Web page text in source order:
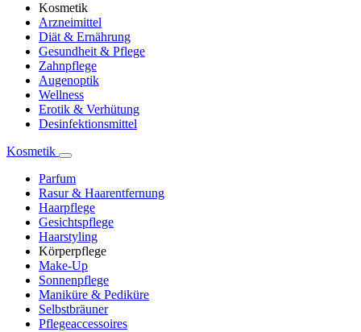
Kosmetik
Arzneimittel
Diät & Ernährung
Gesundheit & Pflege
Zahnpflege
Augenoptik
Wellness
Erotik & Verhütung
Desinfektionsmittel
Kosmetik
Parfum
Rasur & Haarentfernung
Haarpflege
Gesichtspflege
Haarstyling
Körperpflege
Make-Up
Sonnenpflege
Maniküre & Pediküre
Selbstbräuner
Pflegeaccessoires